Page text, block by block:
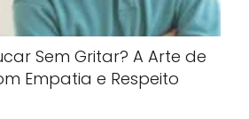
Sem Gritar? A Arte de
Empatia e Respeito